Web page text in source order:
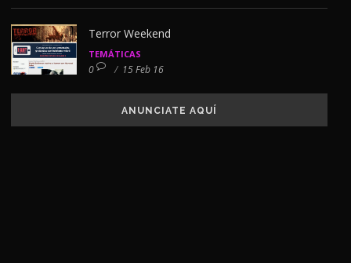
Terror Weekend
TEMÁTICAS
0 / 15 Feb 16
ANUNCIATE AQUÍ